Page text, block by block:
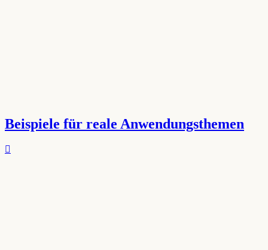
Beispiele für reale Anwendungsthemen